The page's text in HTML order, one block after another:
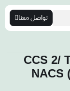
تواصل معنا
CCS 2/
NACS